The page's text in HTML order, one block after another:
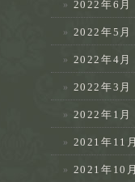
2022年6月
2022年5月
2022年4月
2022年3月
2022年1月
2021年11月
2021年10月